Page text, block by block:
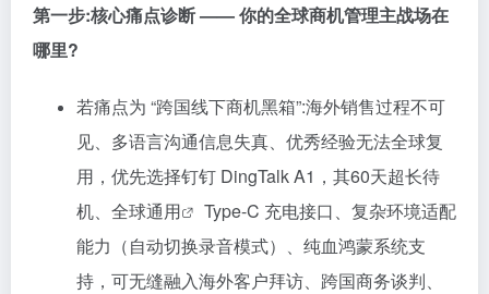
第一步:核心痛点诊断 —— 你的全球商机管理主战场在
哪里?
若痛点为 “跨国线下商机黑箱”:海外销售过程不可
见、多语言沟通信息失真、优秀经验无法全球复
用，优先选择钉钉 DingTalk A1，其60天超长待
机、全球通用
Type-C 充电接口、复杂环境适配
能力（自动切换录音模式）、纯血鸿蒙系统支
持，可无缝融入海外客户拜访、跨国商务谈判、